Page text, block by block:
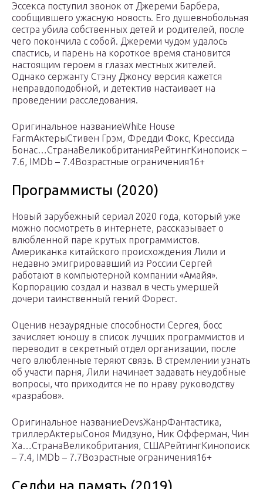
Эссекса поступил звонок от Джереми Барбера,
сообщившего ужасную новость. Его душевнобольная
сестра убила собственных детей и родителей, после
чего покончила с собой. Джереми чудом удалось
спастись, и парень на короткое время становится
настоящим героем в глазах местных жителей.
Однако сержанту Стэну Джонсу версия кажется
неправдоподобной, и детектив настаивает на
проведении расследования.
Оригинальное названиеWhite House
FarmАктерыСтивен Грэм, Фредди Фокс, Крессида
Бонас…СтранаВеликобританияРейтингКинопоиск –
7.6, IMDb – 7.4Возрастные ограничения16+
Программисты (2020)
Новый зарубежный сериал 2020 года, который уже
можно посмотреть в интернете, рассказывает о
влюбленной паре крутых программистов.
Американка китайского происхождения Лили и
недавно эмигрировавший из России Сергей
работают в компьютерной компании «Амайя».
Корпорацию создал и назвал в честь умершей
дочери таинственный гений Форест.
Оценив незаурядные способности Сергея, босс
зачисляет юношу в список лучших программистов и
переводит в секретный отдел организации, после
чего влюбленные теряют связь. В стремлении узнать
об участи парня, Лили начинает задавать неудобные
вопросы, что приходится не по нраву руководству
«разрабов».
Оригинальное названиеDevsЖанрФантастика,
триллерАктерыСоноя Мидзуно, Ник Офферман, Чин
Ха…СтранаВеликобритания, СШАРейтингКинопоиск
– 7.4, IMDb – 7.7Возрастные ограничения16+